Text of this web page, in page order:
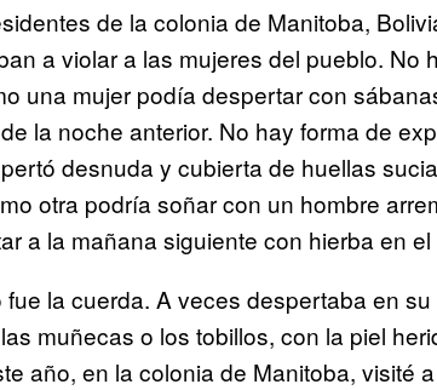
de la colonia de Manitoba,
a violar a las mujeres del pueblo. No
una mujer podía despertar con
la noche anterior. No hay forma de
desnuda y cubierta de huellas
otra podría soñar con un hombre
a la mañana siguiente con hierba en el
fue la cuerda. A veces despertaba en
muñecas o los tobillos, con la piel
año, en la colonia de Manitoba, visité